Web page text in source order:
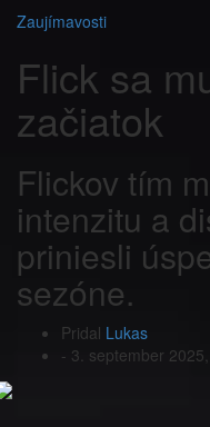
Zaujímavosti
Flick sa
začiatok
Flickov tím
intenzitu a
priniesli
sezóne.
Pridal Lukas
- 3. september